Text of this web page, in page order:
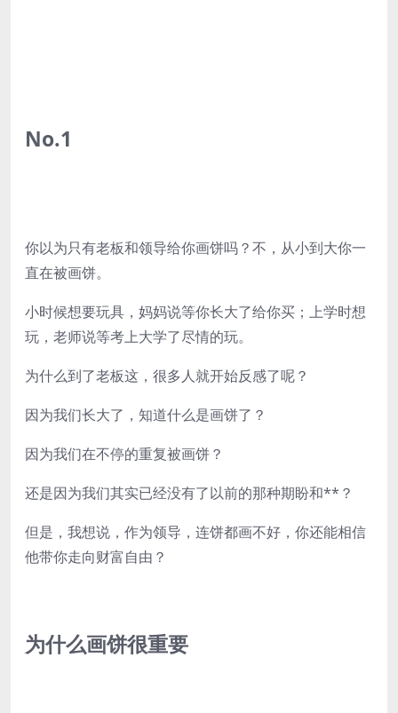
No.1
你以为只有老板和领导给你画饼吗？不，从小到大你一
直在被画饼。
小时候想要玩具，妈妈说等你长大了给你买；上学时想
玩，老师说等考上大学了尽情的玩。
为什么到了老板这，很多人就开始反感了呢？
因为我们长大了，知道什么是画饼了？
因为我们在不停的重复被画饼？
还是因为我们其实已经没有了以前的那种期盼和**？
但是，我想说，作为领导，连饼都画不好，你还能相信
他带你走向财富自由？
为什么画饼很重要